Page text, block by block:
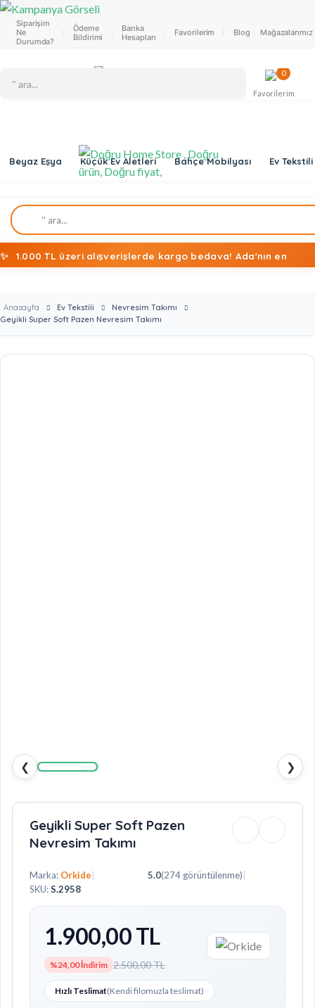
Siparişim
Ne
Durumda?
Ödeme
Bildirimi
Banka
Hesapları
Favorilerim Blog Mağazalarımız
0
Favorilerim
Beyaz Eşya Küçük Ev Aletleri Bahçe Mobilyası Ev Tekstili
✨ 1.000 TL üzeri alışverişlerde kargo bedava! Ada'nın en
Anasayfa Ev Tekstili
Nevresim Takımı
Geyikli Super Soft Pazen Nevresim Takımı
❮ ❯
Geyikli Super Soft Pazen
Nevresim Takımı
Marka: Orkide 5.0(274 görüntülenme)
SKU:S.2958
1.900,00 TL
%24,00 İndirim 2.500,00 TL
Hızlı Teslimat(Kendi filomuzla teslimat)